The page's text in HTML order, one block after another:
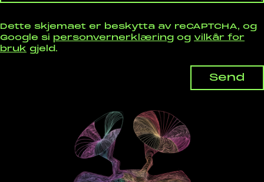
Dette skjemaet er beskytta av reCAPTCHA, og
Google si personvernerklæring og vilkår for
bruk gjeld.